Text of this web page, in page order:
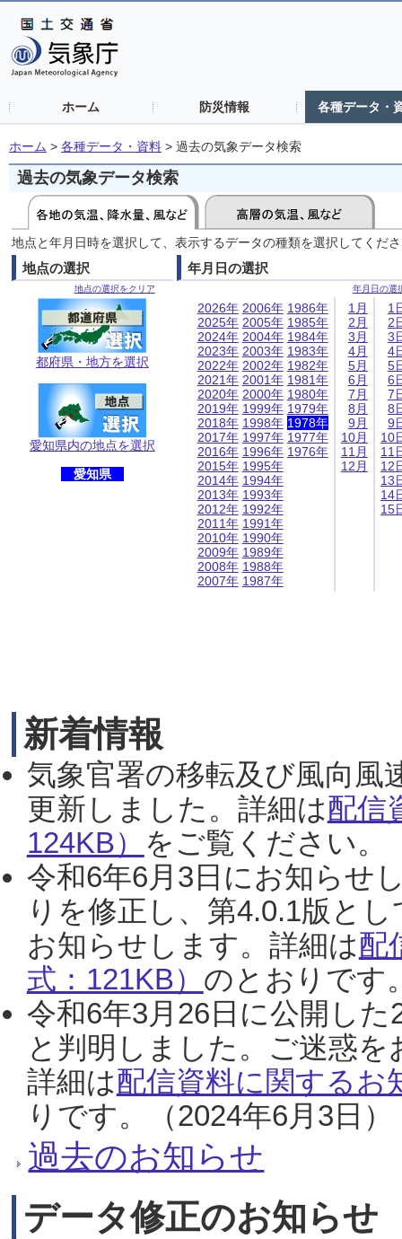
ホーム 防災情報 各種データ・
ホーム > 各種データ・資料 > 過去の気象データ検索
過去の気象データ検索
地点と年月日時を選択して、表示するデータの種類を選択してくだ
地点の選択
地点の選択をクリア
都府県・地方を選択
愛知県内の地点を選択
愛知県
年月日の選択
年月日の選
2026年
2025年
2024年
2023年
2022年
2021年
2020年
2019年
2018年
2017年
2016年
2015年
2014年
2013年
2012年
2011年
2010年
2009年
2008年
2007年
2006年
2005年
2004年
2003年
2002年
2001年
2000年
1999年
1998年
1997年
1996年
1995年
1994年
1993年
1992年
1991年
1990年
1989年
1988年
1987年
1986年
1985年
1984年
1983年
1982年
1981年
1980年
1979年
1978年
1977年
1976年
1月
2月
3月
4月
5月
6月
7月
8月
9月
10月
11月
12月
1
2
3
4
5
6
7
8
9
10
11
12
13
14
15
新着情報
気象官署の移転及び風向風
更新しました。詳細は配信
124KB） をご覧ください。
令和6年6月3日にお知らせ
りを修正し、第4.0.1版と
お知らせします。詳細は配
式：121KB） のとおりです
令和6年3月26日に公開し
と判明しました。ご迷惑
詳細は配信資料に関するお
りです。（2024年6月3日）
過去のお知らせ
データ修正のお知らせ